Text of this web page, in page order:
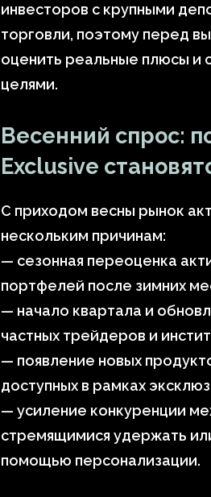
инвесторов с крупными
торговли, поэтому перед
оценить реальные плюсы и
целями.
Весенний спрос:
Exclusive
С приходом весны рынок
нескольким причинам:
— сезонная переоценка
портфелей после зимних
— начало квартала и
частных трейдеров и
— появление новых
доступных в рамках
— усиление конкуренции
стремящимися удержать
помощью персонализации.